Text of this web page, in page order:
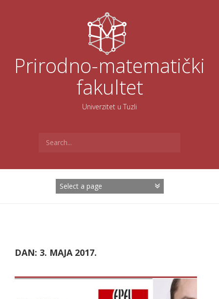
Prirodno-matematički
fakultet
Univerzitet u Tuzli
for:
DAN: 3. MAJA 2017.